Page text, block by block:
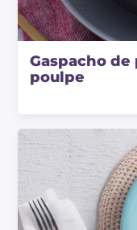
Gaspacho
poulpe